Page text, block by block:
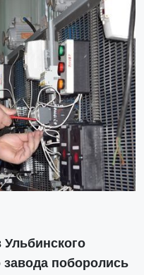
Ульбинского
завода поборолись